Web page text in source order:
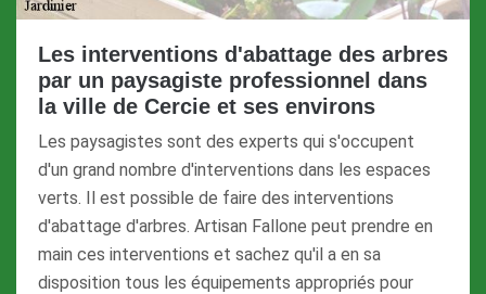
Les interventions d'abattage des arbres
par un paysagiste professionnel dans
la ville de Cercie et ses environs
Les paysagistes sont des experts qui s'occupent
d'un grand nombre d'interventions dans les espaces
verts. Il est possible de faire des interventions
d'abattage d'arbres. Artisan Fallone peut prendre en
main ces interventions et sachez qu'il a en sa
disposition tous les équipements appropriés pour